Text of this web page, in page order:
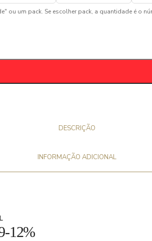
ou um pack. Se escolher pack, a quantidade é o
DESCRIÇÃO
INFORMAÇÃO ADICIONAL
12%